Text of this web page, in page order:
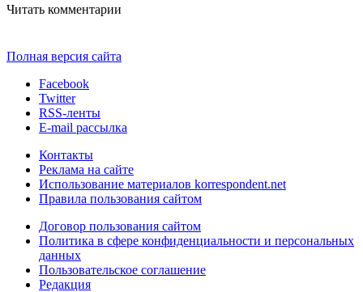
Читать комментарии
Полная версия сайта
Facebook
Twitter
RSS-ленты
E-mail рассылка
Контакты
Реклама на сайте
Использование материалов korrespondent.net
Правила пользования сайтом
Договор пользования сайтом
Политика в сфере конфиденциальности и персональных
данных
Пользовательское соглашение
Редакция